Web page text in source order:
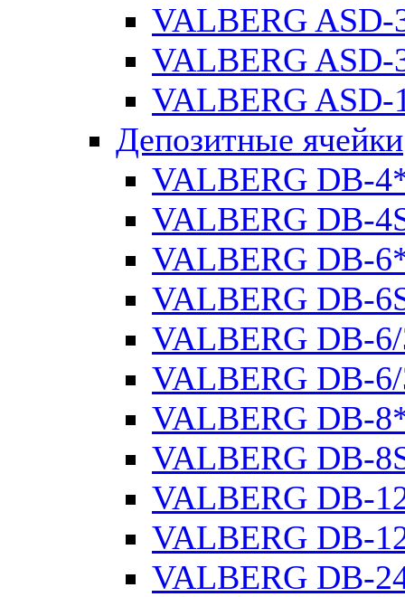
VALBERG ASD-
VALBERG ASD-
VALBERG ASD-
Депозитные ячейки
VALBERG DB-
VALBERG DB-
VALBERG DB-
VALBERG DB-
VALBERG DB-
VALBERG DB-
VALBERG DB-
VALBERG DB-
VALBERG DB-
VALBERG DB-
VALBERG DB-